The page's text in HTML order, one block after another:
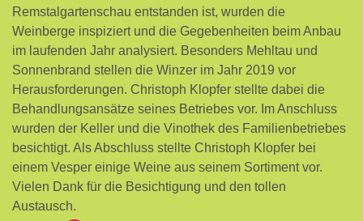
Remstalgartenschau entstanden ist, wurden die
Weinberge inspiziert und die Gegebenheiten beim Anbau
im laufenden Jahr analysiert. Besonders Mehltau und
Sonnenbrand stellen die Winzer im Jahr 2019 vor
Herausforderungen. Christoph Klopfer stellte dabei die
Behandlungsansätze seines Betriebes vor. Im Anschluss
wurden der Keller und die Vinothek des Familienbetriebes
besichtigt. Als Abschluss stellte Christoph Klopfer bei
einem Vesper einige Weine aus seinem Sortiment vor.
Vielen Dank für die Besichtigung und den tollen
Austausch.